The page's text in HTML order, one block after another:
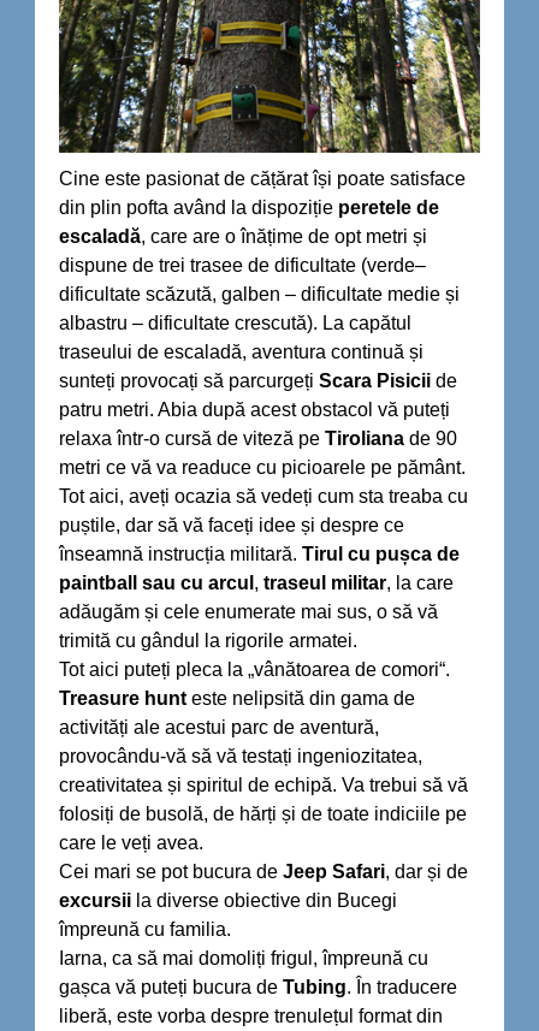
Cine este pasionat de cățărat își poate satisface
din plin pofta având la dispoziție peretele de
escaladă, care are o înățime de opt metri și
dispune de trei trasee de dificultate (verde–
dificultate scăzută, galben – dificultate medie și
albastru – dificultate crescută). La capătul
traseului de escaladă, aventura continuă și
sunteți provocați să parcurgeți Scara Pisicii de
patru metri. Abia după acest obstacol vă puteți
relaxa într-o cursă de viteză pe Tiroliana de 90
metri ce vă va readuce cu picioarele pe pământ.
Tot aici, aveți ocazia să vedeți cum sta treaba cu
puștile, dar să vă faceți idee și despre ce
înseamnă instrucția militară. Tirul cu pușca de
paintball sau cu arcul , traseul militar, la care
adăugăm și cele enumerate mai sus, o să vă
trimită cu gândul la rigorile armatei.
Tot aici puteți pleca la „vânătoarea de comori“.
Treasure hunt este nelipsită din gama de
activități ale acestui parc de aventură,
provocându-vă să vă testați ingeniozitatea,
creativitatea și spiritul de echipă. Va trebui să vă
folosiți de busolă, de hărți și de toate indiciile pe
care le veți avea.
Cei mari se pot bucura de Jeep Safari, dar și de
excursii la diverse obiective din Bucegi
împreună cu familia.
Iarna, ca să mai domoliți frigul, împreună cu
gașca vă puteți bucura de Tubing. În traducere
liberă, este vorba despre trenulețul format din